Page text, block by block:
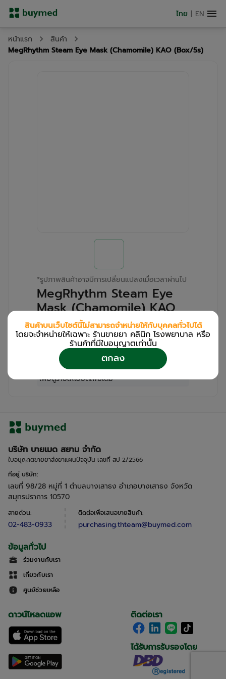
ไทย | EN
หน้าแรก
สินค้า
MegRhythm Steam Eye Mask (Chamomile) KAO (Box/5s)
*รูปภาพสินค้าอาจมีการเปลี่ยนแปลงเมื่อเวลาผ่านไป
MegRhythm Steam Eye
Mask (Chamomile) KAO
(Box/5s)
สำหรับลูกค้าเฉพาะร้านขายยา คลินิก และโรง
พยาบาล
เข้าสู่ระบบ
เพื่อดูรายละเอียดเพิ่มเติม
บริษัท บายเมด สยาม จำกัด
ใบอนุญาตขายยาส่งยาแผนปัจจุบัน เลขที่ สป 2/2566
ที่อยู่ บริษัท:
เลขที่ 98/28 หมู่ที่ 1 ตำบลบางเสาธง อำเภอบางเสาธง จังหวัด
สมุทรปราการ 10570
สายด่วน:
02-483-0933
ติดต่อเพื่อเสนอขายสินค้า:
purchasing.thteam@buymed.com
ข้อมูลทั่วไป
ร่วมงานกับเรา
เกี่ยวกับเรา
ศูนย์ช่วยเหลือ
ติดต่อเรา
ได้รับการรับรองโดย
ดาวน์โหลดแอพ
สินค้าบนเว็บไซต์นี้ไม่สามารถจำหน่ายให้กับบุคคลทั่วไปได้
โดยจะจำหน่ายให้เฉพาะ ร้านขายยา คลินิก โรงพยาบาล หรือ
ร้านค้าที่มีใบอนุญาตเท่านััน
ตกลง